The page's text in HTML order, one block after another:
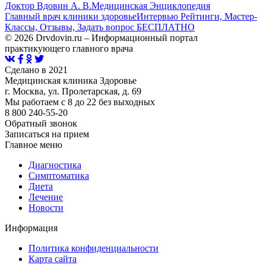
Доктор Вдовин А. В.Медицинская Энциклопедия
Главный врач клиники здоровьеИнтервью Рейтинги, Мастер-
Классы, Отзывы, Задать вопрос БЕСПЛАТНО
© 2026 Drvdovin.ru – Информационный портал
практикующего главного врача
Сделано в 2021
Медицинская клиника Здоровье
г. Москва, ул. Пролетарская, д. 69
Мы работаем с 8 до 22 без выходных
8 800 240-55-20
Обратный звонок
Записаться на прием
Главное меню
Диагностика
Cимптоматика
Диета
Лечение
Новости
Информация
Политика конфиденциальности
Карта сайта